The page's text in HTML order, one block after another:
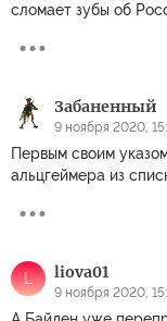
сломает зубы об
Забаненный
9 ноября 2020,
Первым своим
альцгеймера из
L liova01
9 ноября 2020,